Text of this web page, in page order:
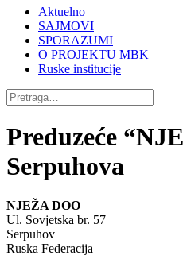
Aktuelno
SAJMOVI
SPORAZUMI
O PROJEKTU MBK
Ruske institucije
Preduzeće
Serpuhova
NJEŽA DOO
Ul. Sovjetska br. 57
Serpuhov
Ruska Federacija